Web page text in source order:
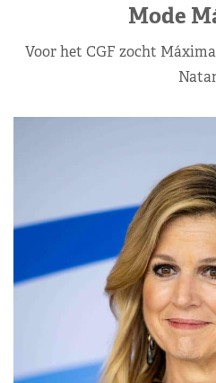
Mode
Voor het CGF zocht